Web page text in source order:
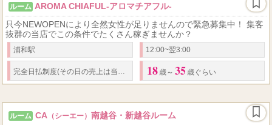
ルーム AROMA CHIAFUL-アロマチアフル-
只今NEWOPENにより全然女性が足りませんので緊急募集中！ 集客
抜群の当店でこの条件でたくさん稼ぎませんか？
浦和駅 12:00~翌3:00
完全日払制度(その日の売上は当日にお持ち帰り下さい) ※当店は風俗店ではござい 18 歳～ 35 歳ぐらい
ルーム CA （シーエー） 南越谷・新越谷ルーム